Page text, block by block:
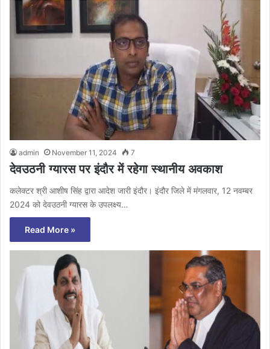
admin November 11, 2024 7
देवउठनी ग्यारस पर इंदौर में रहेगा स्थानीय अवकाश
कलेक्टर श्री आशीष सिंह द्वारा आदेश जारी इंदौर। इंदौर जिले में मंगलवार, 12 नवम्बर
2024 को देवउठनी ग्यारस के उपलक्ष्य…
Read More »